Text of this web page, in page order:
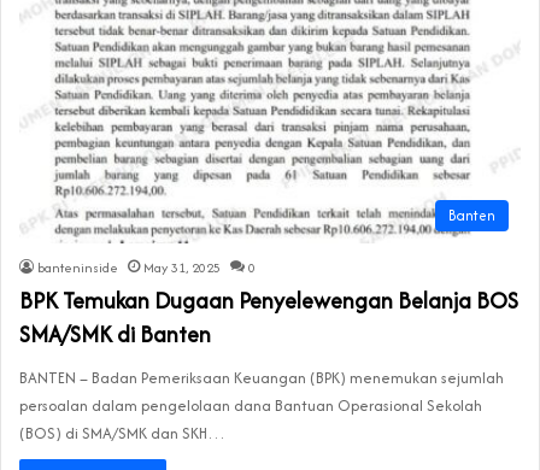
Banten
banteninside May 31, 2025 0
BPK Temukan Dugaan Penyelewengan Belanja BOS
SMA/SMK di Banten
BANTEN – Badan Pemeriksaan Keuangan (BPK) menemukan sejumlah
persoalan dalam pengelolaan dana Bantuan Operasional Sekolah
(BOS) di SMA/SMK dan SKH…